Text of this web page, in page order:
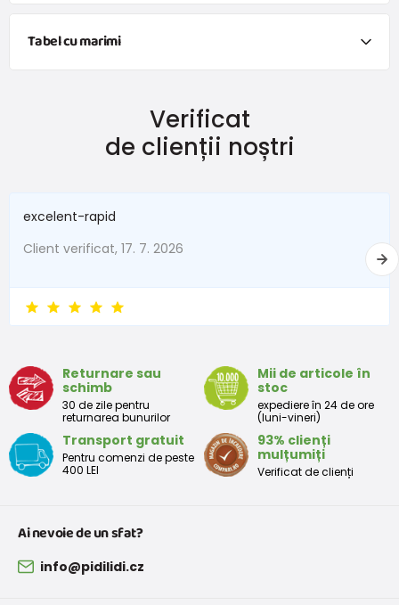
Tabel cu marimi
Vârsta
0-1 lună do 50
74
86 12-18 lună 81 - 86
92 18-24 lună 87 - 92
2-3 ani 93 - 98
110
116
Verificat
de clienții noștri
excelent-rapid
Client verificat, 17. 7. 2026
Returnare sau
schimb
30 de zile pentru
returnarea bunurilor
Mii de articole în
stoc
expediere în 24 de ore
(luni-vineri)
Transport gratuit
Pentru comenzi de peste
400 LEI
93% clienți
mulțumiți
Verificat de clienți
Ai nevoie de un sfat?
info@pidilidi.cz